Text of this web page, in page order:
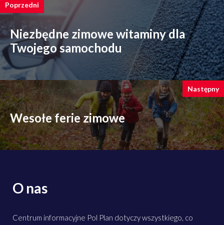
Poprzedni
Niezbędne zimowe witaminy dla
Twojego samochodu
Następny
Wesołe ferie zimowe
O nas
Centrum informacyjne Pol Plan dotyczy wszystkiego, co